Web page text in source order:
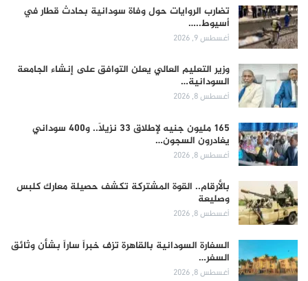
تضارب الروايات حول وفاة سودانية بحادث قطار في
أسيوط..…
أغسطس 9, 2026
وزير التعليم العالي يعلن التوافق على إنشاء الجامعة
السودانية…
أغسطس 8, 2026
165 مليون جنيه لإطلاق 33 نزيلاً.. و400 سوداني
يغادرون السجون…
أغسطس 8, 2026
بالأرقام.. القوة المشتركة تكشف حصيلة معارك كلبس
وصليعة
أغسطس 8, 2026
السفارة السودانية بالقاهرة تزف خبراً ساراً بشأن وثائق
السفر…
أغسطس 8, 2026